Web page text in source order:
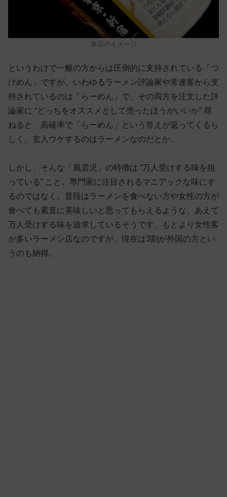
本店のイメージ
というわけで一般の方からは圧倒的に支持されている「つ
けめん」ですが、いわゆるラーメン評論家や常連客から支
持されているのは「らーめん」で、その両方を注文した評
論家に “どっちをオススメとして売ったほうがいいか” 尋
ねると、高確率で「らーめん」という答えが返ってくるら
しく、玄人ウケするのはラーメンなのだとか。
しかし、そんな「風雲児」の特徴は “万人受けする味を狙
っている” こと。専門家に注目されるマニアックな味にす
るのではなく、普段はラーメンを食べない方や女性の方が
食べても素直に美味しいと思ってもらえるような、あえて
万人受けする味を追求しているそうです。もとより女性客
が多いラーメン店なのですが、現在は3割が外国の方とい
うのも納得。